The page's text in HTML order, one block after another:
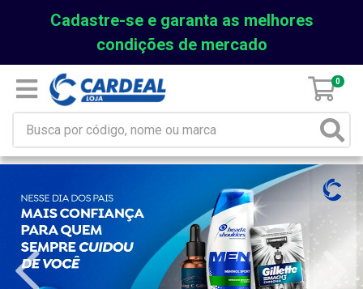
Cadastre-se e garanta as melhores
condições de mercado
0